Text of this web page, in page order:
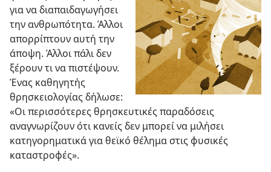
για να διαπαιδαγωγήσει
την ανθρωπότητα. Άλλοι
απορρίπτουν αυτή την
άποψη. Άλλοι πάλι δεν
ξέρουν τι να πιστέψουν.
Ένας καθηγητής
θρησκειολογίας δήλωσε:
«Οι περισσότερες θρησκευτικές παραδόσεις
αναγνωρίζουν ότι κανείς δεν μπορεί να μιλήσει
κατηγορηματικά για θεϊκό θέλημα στις φυσικές
καταστροφές».